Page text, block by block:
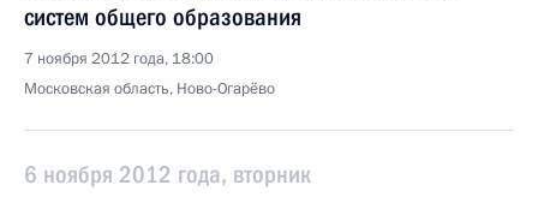
систем общего образования
7 ноября 2012 года, 18:00
Московская область, Ново-Огарёво
6 ноября 2012 года, вторник